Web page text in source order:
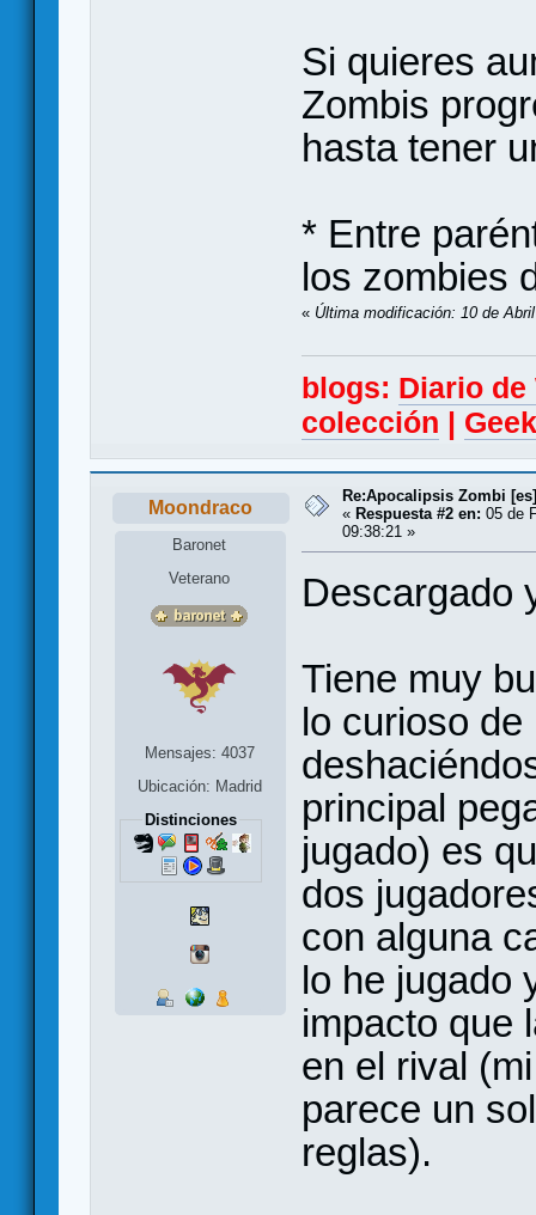
Si quieres
Zombis
hasta tener
* Entre
los zombies
« Última modificación: 10 de
blogs: Diario
colección |
Moondraco
Baronet
Veterano
Mensajes: 4037
Ubicación: Madrid
Distinciones
Re:Apocalipsis Zombi [es]
« Respuesta #2 en: 05 de
09:38:21 »
Descargado
Tiene muy
lo curioso
principal
jugado) es
dos
con alguna
lo he jugado
impacto que
en el rival
parece un
reglas).